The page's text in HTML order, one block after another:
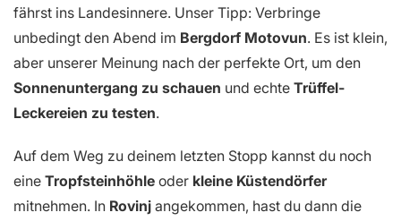
fährst ins Landesinnere. Unser Tipp: Verbringe
unbedingt den Abend im Bergdorf Motovun. Es ist klein,
aber unserer Meinung nach der perfekte Ort, um den
Sonnenuntergang zu schauen und echte Trüffel-
Leckereien zu testen.
Auf dem Weg zu deinem letzten Stopp kannst du noch
eine Tropfsteinhöhle oder kleine Küstendörfer
mitnehmen. In Rovinj angekommen, hast du dann die